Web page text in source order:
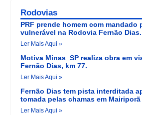
Rodovias
PRF prende homem com mandado
vulnerável na Rodovia Fernão Dias.
Ler Mais Aqui »
Motiva Minas_SP realiza obra em
Fernão Dias, km 77.
Ler Mais Aqui »
Fernão Dias tem pista interditada
tomada pelas chamas em Mairiporã
Ler Mais Aqui »